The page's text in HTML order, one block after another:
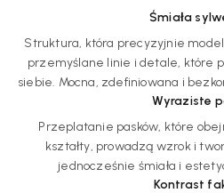
Śmiała
Struktura, która precyzyjnie
przemyślane linie i detale, które
siebie. Mocna, zdefiniowana i
Wyraziste
Przeplatanie pasków, które
kształty, prowadzą wzrok i
jednocześnie śmiała i
Kontrast